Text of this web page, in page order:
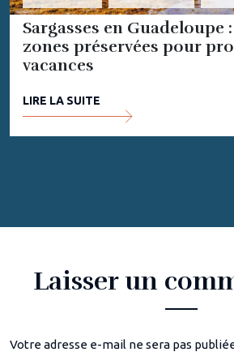
Sargasses en Guadeloupe
zones préservées pour
vacances
LIRE LA SUITE
Laisser un
Votre adresse e-mail ne sera pas